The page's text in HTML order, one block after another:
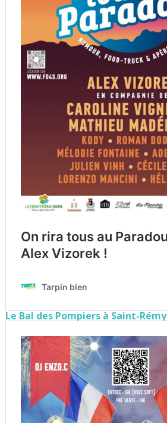
Le Bal des Pompiers à Saint-Rémy